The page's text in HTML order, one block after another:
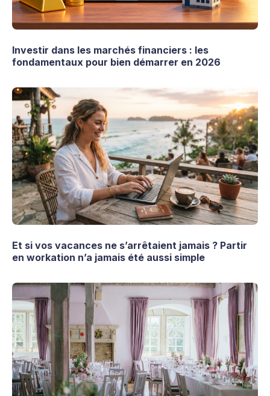
Investir dans les marchés financiers : les
fondamentaux pour bien démarrer en 2026
Et si vos vacances ne s’arrêtaient jamais ? Partir
en workation n’a jamais été aussi simple